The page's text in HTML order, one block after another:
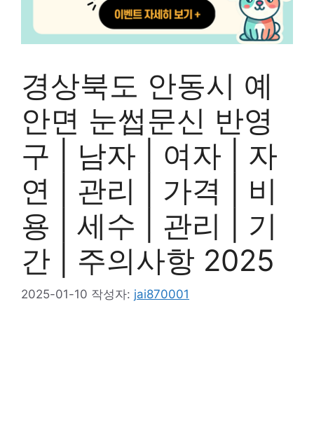
경상북도 안동시 예
안면 눈썹문신 반영
구 | 남자 | 여자 | 자
연 | 관리 | 가격 | 비
용 | 세수 | 관리 | 기
간 | 주의사항 2025
2025-01-10 작성자: jai870001